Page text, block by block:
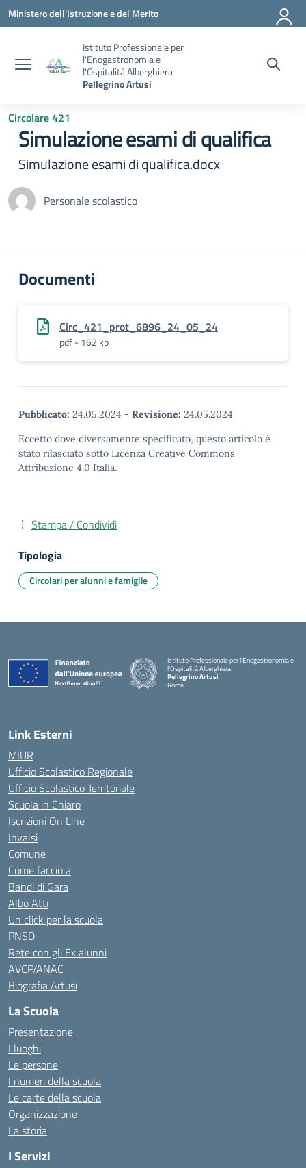
Vai ai contenuti
Vai al menu di navigazione
Vai al footer
Ministero dell'Istruzione e del Merito
Istituto Professionale per
l'Enogastronomia e
l'Ospitalità Alberghiera
Pellegrino Artusi
Circolare 421
Simulazione esami di qualifica
Simulazione esami di qualifica.docx
Personale scolastico
Documenti
Circ_421_prot_6896_24_05_24
pdf - 162 kb
Pubblicato: 24.05.2024 - Revisione: 24.05.2024
Eccetto dove diversamente specificato, questo articolo è
stato rilasciato sotto Licenza Creative Commons
Attribuzione 4.0 Italia.
Stampa / Condividi
Tipologia
Circolari per alunni e famiglie
Istituto Professionale per l'Enogastronomia e
l'Ospitalità Alberghiera
Pellegrino Artusi
Roma
Link Esterni
MIUR
Ufficio Scolastico Regionale
Ufficio Scolastico Territoriale
Scuola in Chiaro
Iscrizioni On Line
Invalsi
Comune
Come faccio a
Bandi di Gara
Albo Atti
Un click per la scuola
PNSD
Rete con gli Ex alunni
AVCP/ANAC
Biografia Artusi
La Scuola
Presentazione
I luoghi
Le persone
I numeri della scuola
Le carte della scuola
Organizzazione
La storia
I Servizi